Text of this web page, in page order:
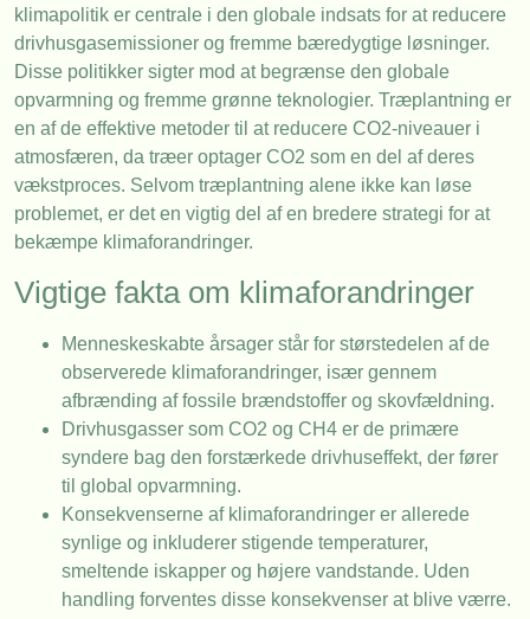
klimapolitik er centrale i den globale indsats for at reducere
drivhusgasemissioner og fremme bæredygtige løsninger.
Disse politikker sigter mod at begrænse den globale
opvarmning og fremme grønne teknologier. Træplantning er
en af de effektive metoder til at reducere CO2-niveauer i
atmosfæren, da træer optager CO2 som en del af deres
vækstproces. Selvom træplantning alene ikke kan løse
problemet, er det en vigtig del af en bredere strategi for at
bekæmpe klimaforandringer.
Vigtige fakta om klimaforandringer
Menneskeskabte årsager står for størstedelen af de
observerede klimaforandringer, især gennem
afbrænding af fossile brændstoffer og skovfældning.
Drivhusgasser som CO2 og CH4 er de primære
syndere bag den forstærkede drivhuseffekt, der fører
til global opvarmning.
Konsekvenserne af klimaforandringer er allerede
synlige og inkluderer stigende temperaturer,
smeltende iskapper og højere vandstande. Uden
handling forventes disse konsekvenser at blive værre.